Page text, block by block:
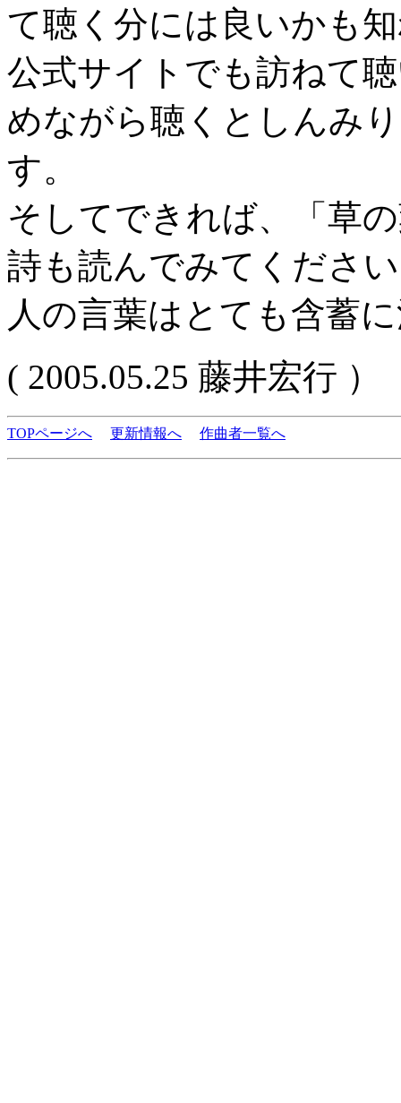
て聴く分には良いかも
公式サイトでも訪ねて
めながら聴くとしんみ
す。
そしてできれば、「草
詩も読んでみてくださ
人の言葉はとても含蓄
( 2005.05.25 藤井宏行 ）
TOPページへ 更新情報へ 作曲者一覧へ